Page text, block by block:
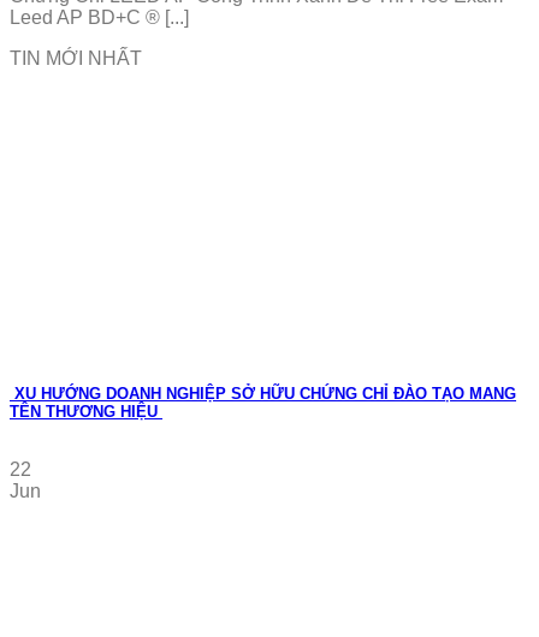
Leed AP BD+C ® [...]
TIN MỚI NHẤT
XU HƯỚNG DOANH NGHIỆP SỞ HỮU CHỨNG CHỈ ĐÀO TẠO MANG
TÊN THƯƠNG HIỆU
22
Jun